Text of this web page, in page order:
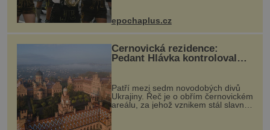
návštěvníků, kteří si vychutnávají
kultur...
epochaplus.cz
Černovická rezidence:
Pedant Hlávka kontroloval
Patří mezi sedm novodobých divů
Ukrajiny. Řeč je o obřím černovickém
areálu, za jehož vznikem stál slavný
český architekt Josef Hlávka. Ten si
na něm dal mimořádně záležet. Jeho